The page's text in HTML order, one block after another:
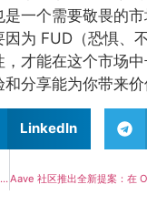
一个需要敬畏的
为 FUD（恐惧、
才能在这个市场
分享能为你带来价
LinkedIn
Remixpoint加密业务最新进展：比特币借贷事后累计赚取1.083亿日元